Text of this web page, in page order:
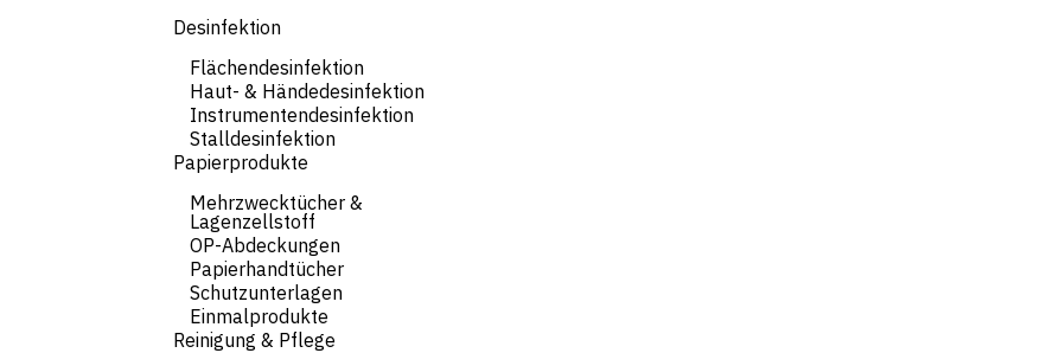
Desinfektion
Flächendesinfektion
Haut- & Händedesinfektion
Instrumentendesinfektion
Stalldesinfektion
Papierprodukte
Mehrzwecktücher &
Lagenzellstoff
OP-Abdeckungen
Papierhandtücher
Schutzunterlagen
Einmalprodukte
Reinigung & Pflege